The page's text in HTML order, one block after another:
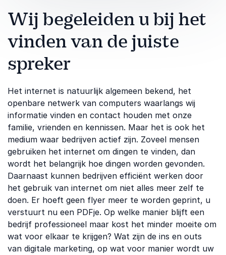
Wij begeleiden u bij het
vinden van de juiste
spreker
Het internet is natuurlijk algemeen bekend, het
openbare netwerk van computers waarlangs wij
informatie vinden en contact houden met onze
familie, vrienden en kennissen. Maar het is ook het
medium waar bedrijven actief zijn. Zoveel mensen
gebruiken het internet om dingen te vinden, dan
wordt het belangrijk hoe dingen worden gevonden.
Daarnaast kunnen bedrijven efficiënt werken door
het gebruik van internet om niet alles meer zelf te
doen. Er hoeft geen flyer meer te worden geprint, u
verstuurt nu een PDFje. Op welke manier blijft een
bedrijf professioneel maar kost het minder moeite om
wat voor elkaar te krijgen? Wat zijn de ins en outs
van digitale marketing, op wat voor manier wordt uw